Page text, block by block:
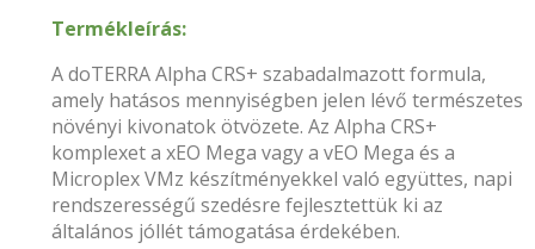
Termékleírás:
A doTERRA Alpha CRS+ szabadalmazott formula,
amely hatásos mennyiségben jelen lévő természetes
növényi kivonatok ötvözete. Az Alpha CRS+
komplexet a xEO Mega vagy a vEO Mega és a
Microplex VMz készítményekkel való együttes, napi
rendszerességű szedésre fejlesztettük ki az
általános jóllét támogatása érdekében.